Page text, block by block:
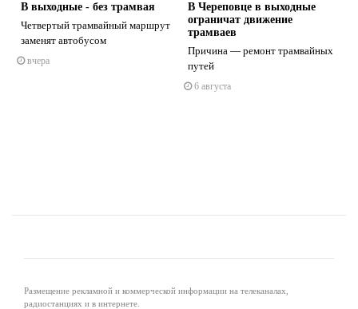
В выходные - без трамвая
Четвертый трамвайный маршрут
заменят автобусом
вчера
В Череповце в выходные
ограничат движение
трамваев
Причина — ремонт трамвайных
путей
6 августа
Размещение рекламной и коммерческой информации на телеканалах,
радиостанциях и в интернете.